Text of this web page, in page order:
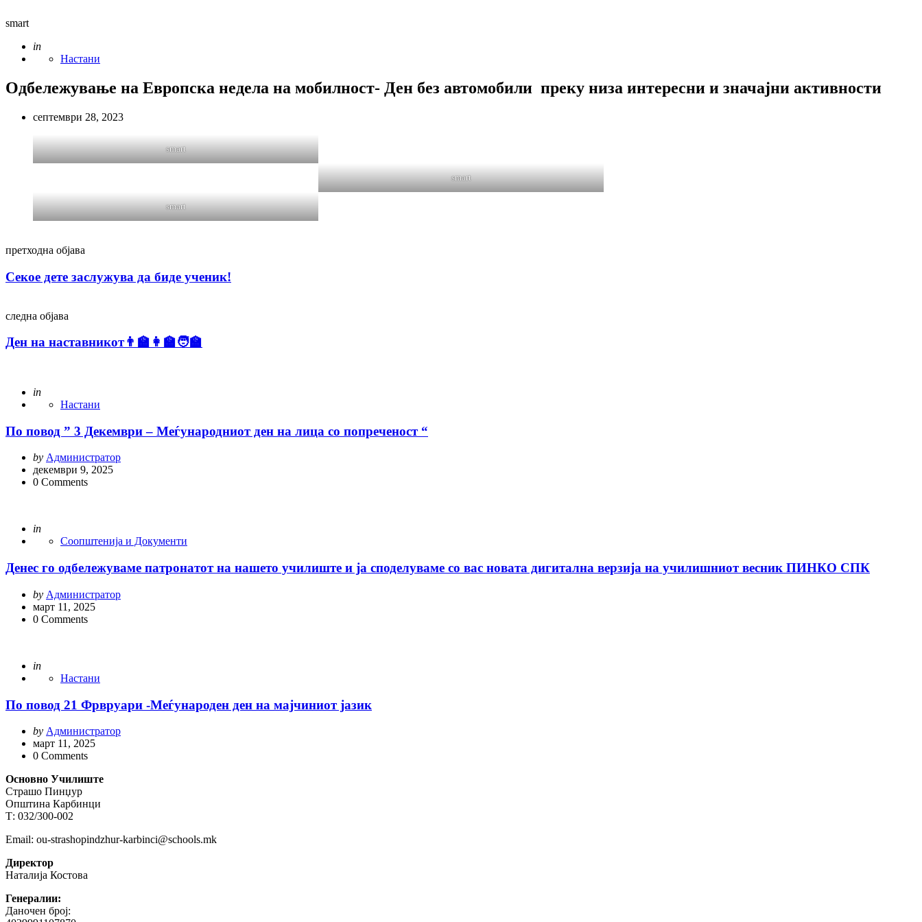
smart
Posted
in
Настани
Одбележување на Европска недела на мобилност- Ден без автомобили преку низа интересни и значајни активности
септември 28, 2023
smart
smart
smart
navigation
претходна објава
Секое дете заслужува да биде ученик!
следна објава
Ден на наставникот👨‍🏫👩‍🏫🧑‍🏫
Posted
in
Настани
По повод ” 3 Декември – Меѓународниот ден на лица со попреченост “
Posted
by
by Администратор
декември 9, 2025
0 Comments
Posted
in
Соопштенија и Документи
Денес го одбележуваме патронатот на нашето училиште и ја споделуваме со вас новата дигитална верзија на училишниот весник ПИНКО СПК
Posted
by
by Администратор
март 11, 2025
0 Comments
Posted
in
Настани
По повод 21 Фрвруари -Меѓународен ден на мајчиниот јазик
Posted
by
by Администратор
март 11, 2025
0 Comments
Основно Училиште
Страшо Пинџур
Општина Карбинци
Т: 032/300-002
Email: ou-strashopindzhur-karbinci@schools.mk
Директор
Наталија Костова
Генералии:
Даночен број: